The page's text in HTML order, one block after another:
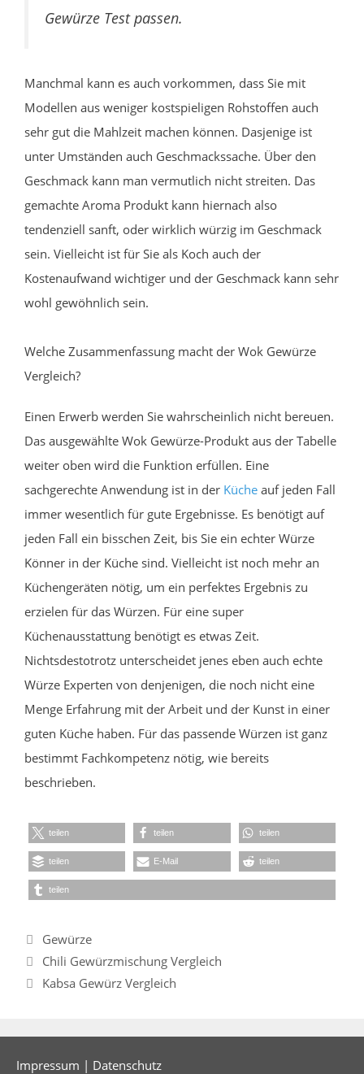
Gewürze Test passen.
Manchmal kann es auch vorkommen, dass Sie mit
Modellen aus weniger kostspieligen Rohstoffen auch
sehr gut die Mahlzeit machen können. Dasjenige ist
unter Umständen auch Geschmackssache. Über den
Geschmack kann man vermutlich nicht streiten. Das
gemachte Aroma Produkt kann hiernach also
tendenziell sanft, oder wirklich würzig im Geschmack
sein. Vielleicht ist für Sie als Koch auch der
Kostenaufwand wichtiger und der Geschmack kann sehr
wohl gewöhnlich sein.
Welche Zusammenfassung macht der Wok Gewürze
Vergleich?
Einen Erwerb werden Sie wahrscheinlich nicht bereuen.
Das ausgewählte Wok Gewürze-Produkt aus der Tabelle
weiter oben wird die Funktion erfüllen. Eine
sachgerechte Anwendung ist in der Küche auf jeden Fall
immer wesentlich für gute Ergebnisse. Es benötigt auf
jeden Fall ein bisschen Zeit, bis Sie ein echter Würze
Könner in der Küche sind. Vielleicht ist noch mehr an
Küchengeräten nötig, um ein perfektes Ergebnis zu
erzielen für das Würzen. Für eine super
Küchenausstattung benötigt es etwas Zeit.
Nichtsdestotrotz unterscheidet jenes eben auch echte
Würze Experten von denjenigen, die noch nicht eine
Menge Erfahrung mit der Arbeit und der Kunst in einer
guten Küche haben. Für das passende Würzen ist ganz
bestimmt Fachkompetenz nötig, wie bereits
beschrieben.
teilen teilen teilen
teilen E-Mail teilen
teilen
Kategorien
Gewürze
Chili Gewürzmischung Vergleich
Kabsa Gewürz Vergleich
Impressum | Datenschutz